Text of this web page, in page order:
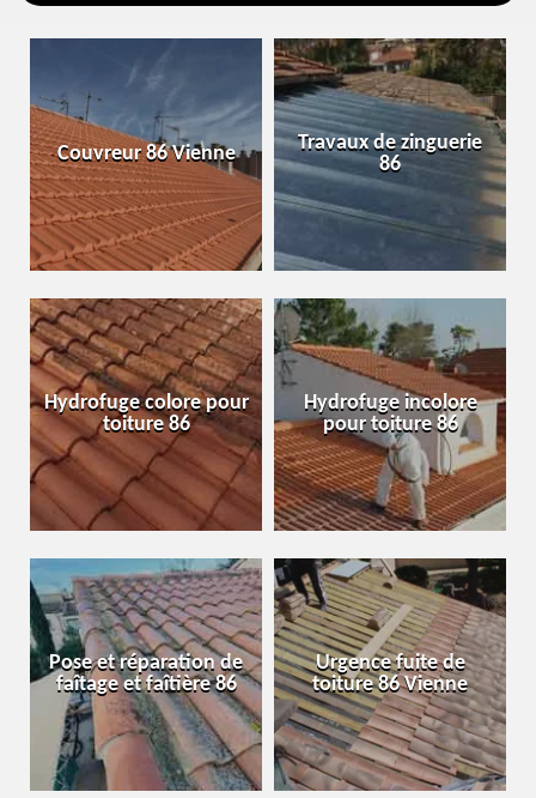
Couvreur 86 Vienne
Travaux de zinguerie
86
Hydrofuge colore pour
toiture 86
Hydrofuge incolore
pour toiture 86
Pose et réparation de
faîtage et faîtière 86
Urgence fuite de
toiture 86 Vienne